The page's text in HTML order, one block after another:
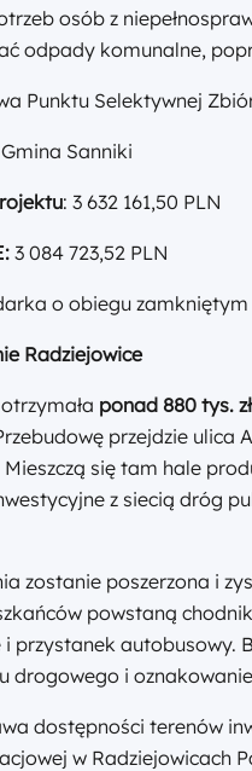
osób z
odpady komunalne,
Punktu Selektywnej
Sanniki
: 3 632 161,50 PLN
3 084 723,52 PLN
o obiegu zamkniętym
Radziejowice
ponad 880 tys.
przejdzie ulica
się tam hale
z siecią dróg
zostanie poszerzona i
powstaną
przystanek autobusowy.
drogowego i
dostępności terenów
w Radziejowicach